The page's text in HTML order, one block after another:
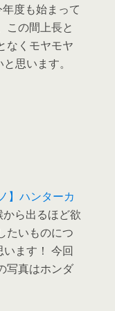
度も始まって
この間上長と
なくモヤモヤ
思います。
】ハンターカ
ら出るほど欲
たいものにつ
ます！ 今回
写真はホンダ